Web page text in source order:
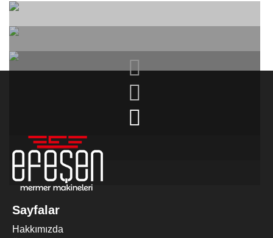
KALIBRE MAKINESI
Sayfalar
Hakkımızda